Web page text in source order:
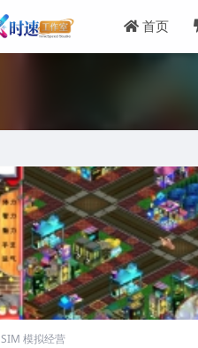
首页
SIM 模拟经营